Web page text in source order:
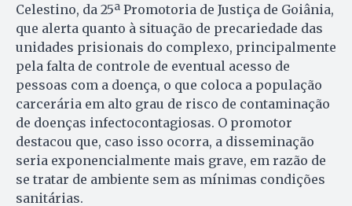
Celestino, da 25ª Promotoria de Justiça de Goiânia,
que alerta quanto à situação de precariedade das
unidades prisionais do complexo, principalmente
pela falta de controle de eventual acesso de
pessoas com a doença, o que coloca a população
carcerária em alto grau de risco de contaminação
de doenças infectocontagiosas. O promotor
destacou que, caso isso ocorra, a disseminação
seria exponencialmente mais grave, em razão de
se tratar de ambiente sem as mínimas condições
sanitárias.